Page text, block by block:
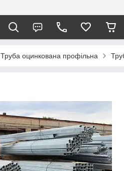
Труба оцинкована профільна